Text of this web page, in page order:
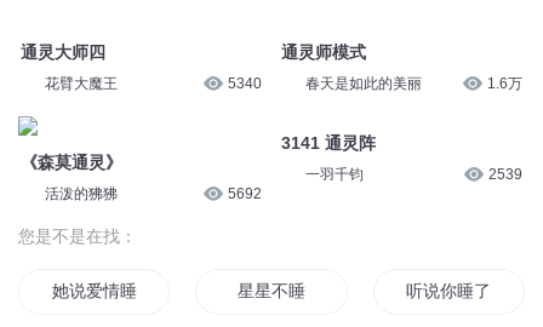
通灵大师四
花臂大魔王 5340
《森莫通灵》
活泼的狒狒 5692
通灵师模式
春天是如此的美丽 1.6万
3141 通灵阵
一羽千钧 2539
您是不是在找：
她说爱情睡着了 星星不睡 听说你睡了我男神